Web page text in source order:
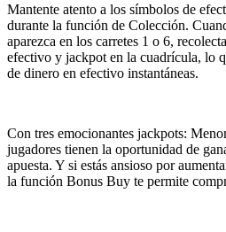
Mantente atento a los símbolos de
durante la función de Colección.
aparezca en los carretes 1 o 6,
efectivo y jackpot en la cuadrícula, lo
de dinero en efectivo instantáneas.
Con tres emocionantes jackpots:
jugadores tienen la oportunidad de
apuesta. Y si estás ansioso por
la función Bonus Buy te permite